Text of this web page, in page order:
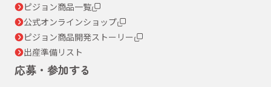
ピジョン商品一覧
公式オンラインショップ
ピジョン商品開発ストーリー
出産準備リスト
応募・参加する